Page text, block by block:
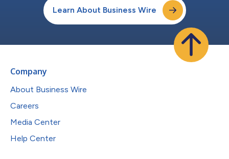
Learn About Business Wire
Company
About Business Wire
Careers
Media Center
Help Center